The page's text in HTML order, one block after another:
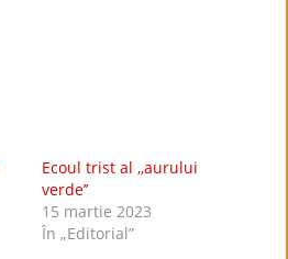
Ecoul trist al ,,aurului
verde’’
15 martie 2023
În „Editorial”